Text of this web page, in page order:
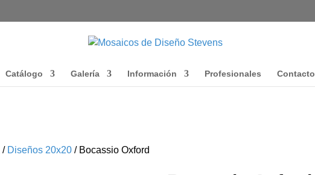
Catálogo Galería Información Profesionales Contacto
/ Diseños 20x20 / Bocassio Oxford